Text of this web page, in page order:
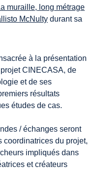
muraille, long métrage
McNulty durant sa
à la présentation
CINECASA, de
et de ses
résultats
études de cas.
/ échanges seront
coordinatrices du projet,
impliqués dans
et créateurs